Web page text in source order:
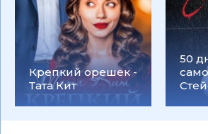
Крепкий орешек -
Тата Кит
50